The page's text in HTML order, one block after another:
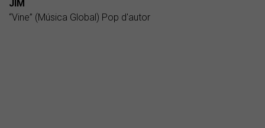
JIM
“Vine” (Música Global) Pop d'autor